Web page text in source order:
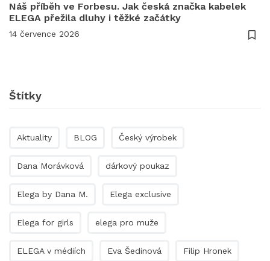
Náš příběh ve Forbesu. Jak česká značka kabelek
ELEGA přežila dluhy i těžké začátky
14 července 2026
Štítky
Aktuality BLOG Český výrobek
Dana Morávková dárkový poukaz
Elega by Dana M. Elega exclusive
Elega for girls elega pro muže
ELEGA v médiích Eva Šedinová Filip Hronek